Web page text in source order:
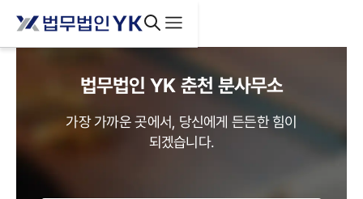
법무법인 YK춘천 분사무소
가장 가까운 곳에서, 당신에게 든든한 힘이
되겠습니다.